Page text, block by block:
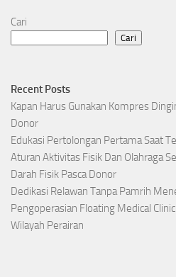
Cari
Cari
Recent Posts
Kapan Harus Gunakan Kompres
Donor
Edukasi Pertolongan Pertama Saat
Aturan Aktivitas Fisik Dan Olahraga
Darah Fisik Pasca Donor
Dedikasi Relawan Tanpa Pamrih
Pengoperasian Floating Medical
Wilayah Perairan